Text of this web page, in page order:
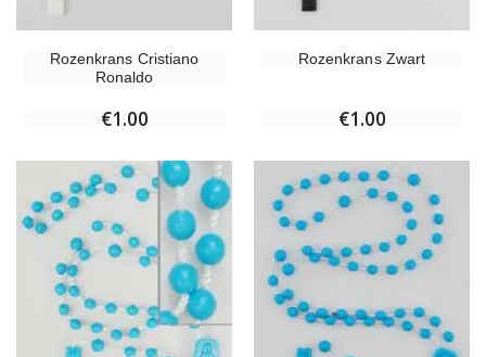
Rozenkrans Cristiano
Ronaldo
€1.00
Rozenkrans Zwart
€1.00